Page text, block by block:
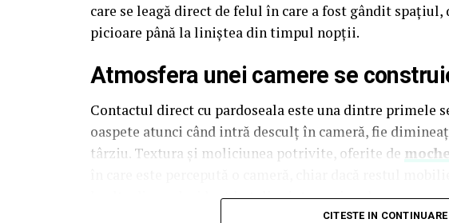
care se leagă direct de felul în care a fost gândit
picioare până la liniștea din timpul nopții.
Atmosfera unei camere se
Contactul direct cu pardoseala este una dintre primele
oaspete atunci când intră desculț în cameră, fie
târziu. Textura și moliciunea potrivite, oferite de
la alta din același lanț hotelier internațional.
CITESTE IN CONTINUARE